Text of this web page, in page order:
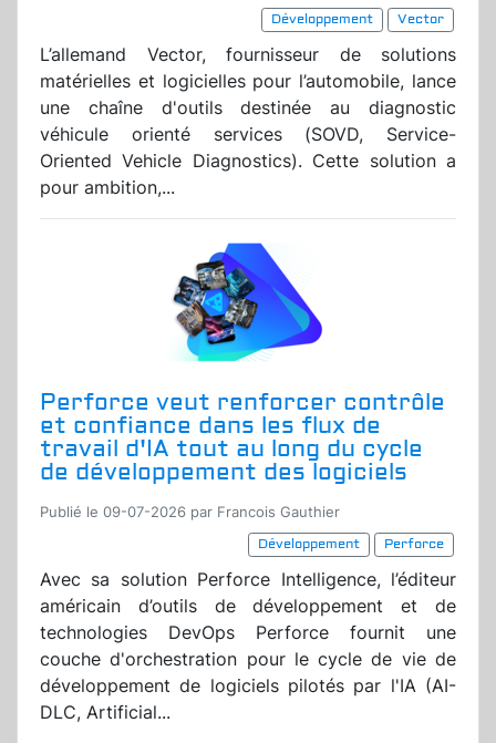
Développement
Vector
L’allemand Vector, fournisseur de solutions
matérielles et logicielles pour l’automobile, lance
une chaîne d'outils destinée au diagnostic
véhicule orienté services (SOVD, Service-
Oriented Vehicle Diagnostics). Cette solution a
pour ambition,...
Perforce veut renforcer contrôle
et confiance dans les flux de
travail d'IA tout au long du cycle
de développement des logiciels
Publié le 09-07-2026 par Francois Gauthier
Développement
Perforce
Avec sa solution Perforce Intelligence, l’éditeur
américain d’outils de développement et de
technologies DevOps Perforce fournit une
couche d'orchestration pour le cycle de vie de
développement de logiciels pilotés par l'IA (AI-
DLC, Artificial...